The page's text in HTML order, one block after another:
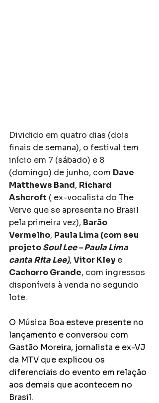
Dividido em quatro dias (dois
finais de semana), o festival tem
início em 7 (sábado) e 8
(domingo) de junho, com Dave
Matthews Band, Richard
Ashcroft ( ex-vocalista do The
Verve que se apresenta no Brasil
pela primeira vez), Barão
Vermelho, Paula Lima (com seu
projeto Soul Lee – Paula Lima
canta Rita Lee), Vitor Kley e
Cachorro Grande, com ingressos
disponíveis à venda no segundo
lote.
O Música Boa esteve presente no
lançamento e conversou com
Gastão Moreira, jornalista e ex-VJ
da MTV que explicou os
diferenciais do evento em relação
aos demais que acontecem no
Brasil.